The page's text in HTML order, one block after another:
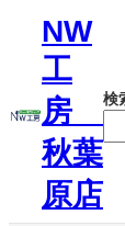
ッ
NW
工
房
秋葉
原店
検